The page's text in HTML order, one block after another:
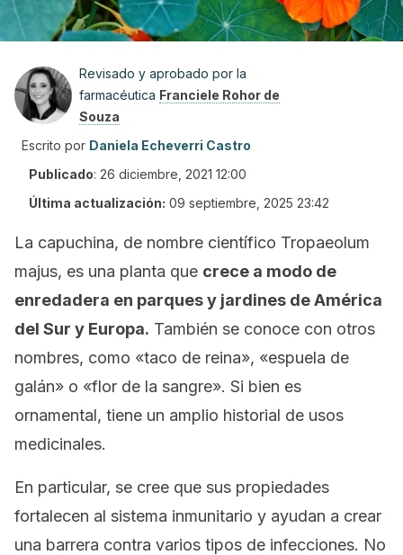
Revisado y aprobado por la
farmacéutica Franciele Rohor de
Souza
Escrito por Daniela Echeverri Castro
Publicado: 26 diciembre, 2021 12:00
Última actualización: 09 septiembre, 2025 23:42
La capuchina, de nombre científico Tropaeolum
majus, es una planta que crece a modo de
enredadera en parques y jardines de América
del Sur y Europa. También se conoce con otros
nombres, como «taco de reina», «espuela de
galán» o «flor de la sangre». Si bien es
ornamental, tiene un amplio historial de usos
medicinales.
En particular, se cree que sus propiedades
fortalecen al sistema inmunitario y ayudan a crear
una barrera contra varios tipos de infecciones. No